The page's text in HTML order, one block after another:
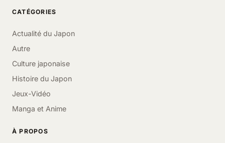
CATÉGORIES
Actualité du Japon
Autre
Culture japonaise
Histoire du Japon
Jeux-Vidéo
Manga et Anime
À PROPOS